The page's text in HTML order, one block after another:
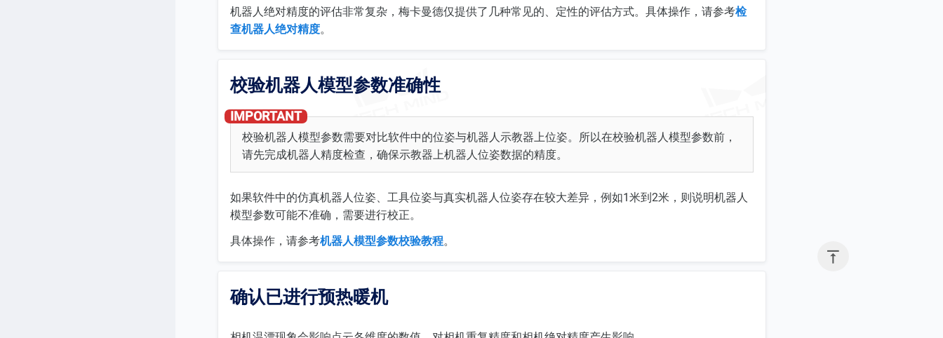

机器人绝对精度的评估非常复杂，梅卡曼德仅提供了几种常见的、定性的评估方式。具体操作，请参考检
查机器人绝对精度。
校验机器人模型参数准确性
校验机器人模型参数需要对比软件中的位姿与机器人示教器上位姿。所以在校验机器人模型参数前，
请先完成机器人精度检查，确保示教器上机器人位姿数据的精度。
如果软件中的仿真机器人位姿、工具位姿与真实机器人位姿存在较大差异，例如1米到2米，则说明机器人
模型参数可能不准确，需要进行校正。
具体操作，请参考机器人模型参数校验教程。
确认已进行预热暖机